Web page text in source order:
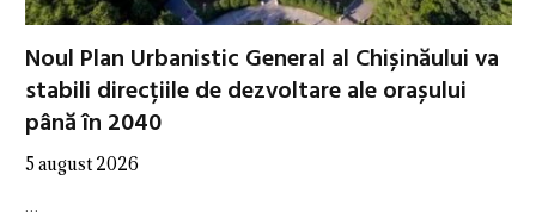
Noul Plan Urbanistic General al Chișinăului va
stabili direcțiile de dezvoltare ale orașului
până în 2040
5 august 2026
…